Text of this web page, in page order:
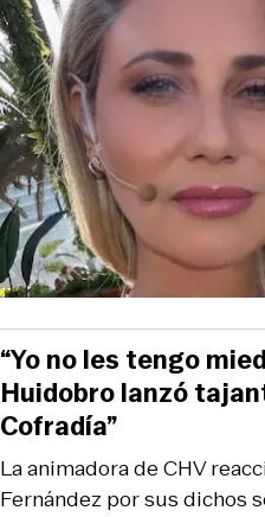
La animadora de CHV
Fernández por sus dichos
“Yo no les tengo
Huidobro lanzó
Cofradía”